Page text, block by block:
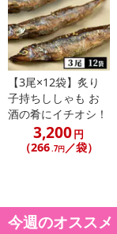
【3尾×12袋】炙り
子持ちししゃも お
酒の肴にイチオシ！
3,200円
（266.7円／袋）
今週のオススメ